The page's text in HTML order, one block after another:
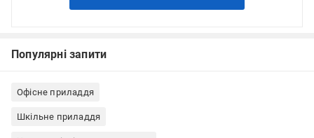
Популярні запити
Офісне приладдя
Шкільне приладдя